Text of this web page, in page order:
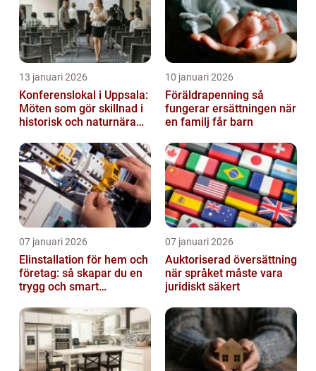
13 januari 2026
Konferenslokal i Uppsala:
Möten som gör skillnad i
historisk och naturnära
10 januari 2026
Föräldrapenning så
fungerar ersättningen när
en familj får barn
07 januari 2026
Elinstallation för hem och
företag: så skapar du en
trygg och smart
07 januari 2026
Auktoriserad översättning
när språket måste vara
juridiskt säkert